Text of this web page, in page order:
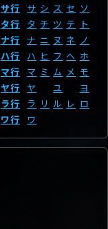
サ行
サ シ ス セ ソ
タ行
タ チ ツ テ
ト
ナ行
ナ ニ ヌ ネ ノ
ハ行
ハ ヒ フ ヘ ホ
マ行
マ ミ ム メ モ
ヤ行
ヤ ユ
ヨ
ラ行
ラ リ ル レ ロ
ワ行
ワ